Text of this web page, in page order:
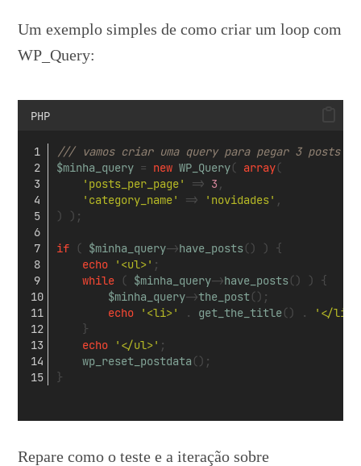
Um exemplo simples de como criar um loop com
WP_Query:
PHP
/// vamos criar uma query para pegar 3 posts
$minha_query = new WP_Query( array(
'posts_per_page'
=> 3
'category_name'
=> 'novidades'
) );
if ( $minha_query->have_posts() ) {
echo
'<ul>' ;
while ( $minha_query->have_posts() ) {
$minha_query->the_post();
echo
'<li>' . get_the_title() . '</li>'
	}
echo
'</ul>' ;
wp_reset_postdata ();
}
Repare como o teste e a iteração sobre